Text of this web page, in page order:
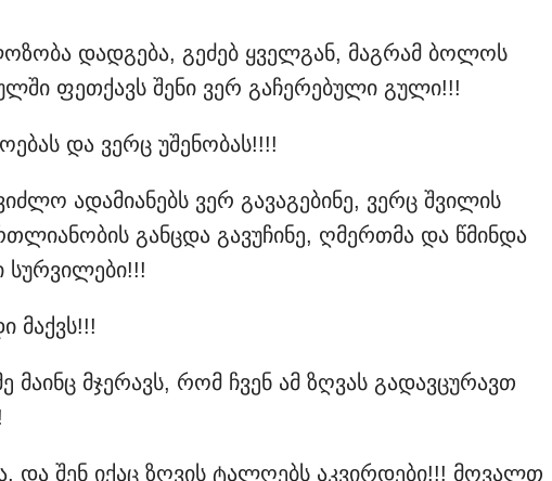
დადგება, გეძებ ყველგან, მაგრამ ბოლოს
ფეთქავს შენი ვერ გაჩერებული გული!!!
და ვერც უშენობას!!!!
ადამიანებს ვერ გავაგებინე, ვერც შვილის
განცდა გავუჩინე, ღმერთმა და წმინდა
სურვილები!!!
მაქვს!!!
მაინც მჯერავს, რომ ჩვენ ამ ზღვას გადავცურავთ
და შენ იქაც ზღვის ტალღებს აკვირდები!!! მოვალთ